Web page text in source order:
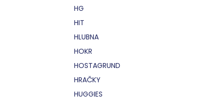
HG
HIT
HLUBNA
HOKR
HOSTAGRUND
HRAČKY
HUGGIES